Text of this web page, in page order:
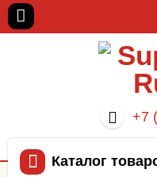
+7
Каталог